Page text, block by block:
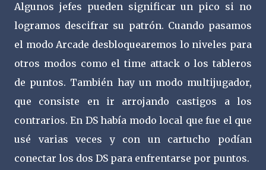
Algunos jefes pueden significar un pico si no
logramos descifrar su patrón. Cuando pasamos
el modo Arcade desbloquearemos lo niveles para
otros modos como el time attack o los tableros
de puntos. También hay un modo multijugador,
que consiste en ir arrojando castigos a los
contrarios. En DS había modo local que fue el que
usé varias veces y con un cartucho podían
conectar los dos DS para enfrentarse por puntos.